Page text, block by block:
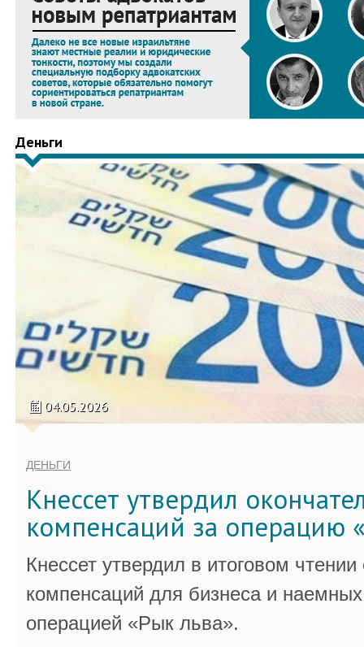
Деньги
04.05.2026
ДЕНЬГИ
Кнессет утвердил
компенсаций за операцию
Кнессет утвердил в итоговом
компенсаций для бизнеса и
операцией «Рык льва».